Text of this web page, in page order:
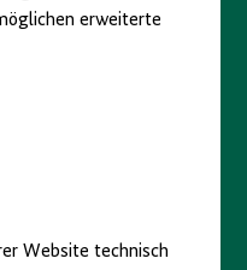
erweiterte
Website technisch